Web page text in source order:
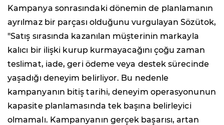
Kampanya sonrasındaki dönemin de planlamanın
ayrılmaz bir parçası olduğunu vurgulayan Sözütok,
"Satış sırasında kazanılan müşterinin markayla
kalıcı bir ilişki kurup kurmayacağını çoğu zaman
teslimat, iade, geri ödeme veya destek sürecinde
yaşadığı deneyim belirliyor. Bu nedenle
kampanyanın bitiş tarihi, deneyim operasyonunun
kapasite planlamasında tek başına belirleyici
olmamalı. Kampanyanın gerçek başarısı, artan